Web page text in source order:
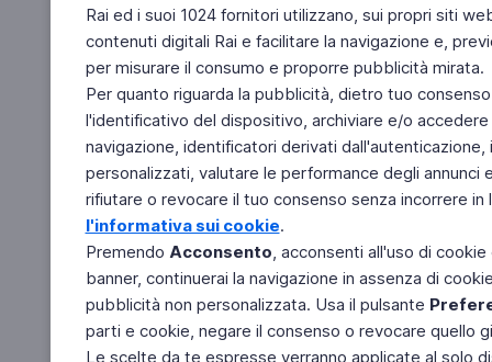
Rai ed i suoi 1024 fornitori utilizzano, sui propri siti
contenuti digitali Rai e facilitare la navigazione e,
per misurare il consumo e proporre pubblicità mirata.
Per quanto riguarda la pubblicità, dietro tuo
l'identificativo del dispositivo, archiviare e/o
navigazione, identificatori derivati
personalizzati, valutare le performance degli
rifiutare o revocare il tuo consenso senza incorrere
l'informativa sui cookie.
Premendo Acconsento, acconsenti all'uso di
banner, continuerai la navigazione in assenza di
pubblicità non personalizzata. Usa il pulsante
parti e cookie, negare il consenso o revocare quello
Le scelte da te espresse verranno applicate al solo